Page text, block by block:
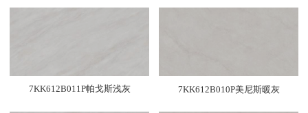
7KK612B011P帕戈斯浅灰 7KK612B010P美尼斯暖灰